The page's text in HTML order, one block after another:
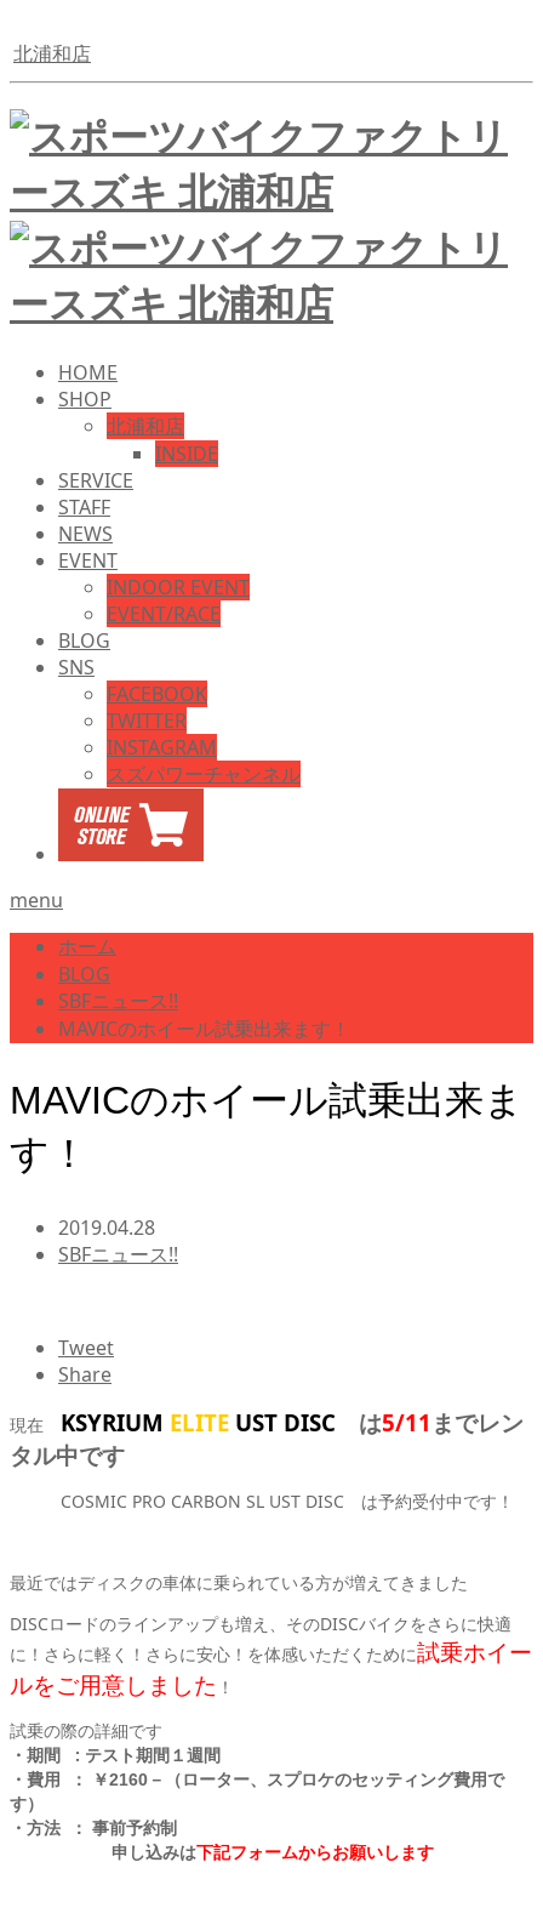
北浦和店
HOME
SHOP
北浦和店
INSIDE
SERVICE
STAFF
NEWS
EVENT
INDOOR EVENT
EVENT/RACE
BLOG
SNS
FACEBOOK
TWITTER
INSTAGRAM
スズパワーチャンネル
menu
ホーム
BLOG
SBFニュース!!
MAVICのホイール試乗出来ます！
MAVICのホイール試乗出来ま
す！
2019.04.28
SBFニュース!!
Tweet
Share
現在 KSYRIUM ELITE UST DISC は5/11 までレン
タル中です
COSMIC PRO CARBON SL UST DISC は予約受付中です！
最近ではディスクの車体に乗られている方が増えてきました
DISCロードのラインアップも増え、そのDISCバイクをさらに快適
に！さらに軽く！さらに安心！を体感いただくために試乗ホイー
ルをご用意しました ！
試乗の際の詳細です
・ 期間 : テスト期間１週間
・費用 ： ￥2160－（ローター、スプロケのセッティング費用で
す）
・方法 ： 事前予約制
申し込みは下記フォームからお願いします